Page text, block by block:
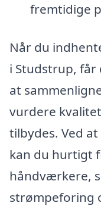
fremtidige
Når du
i Studstrup,
at
vurdere
tilbydes. Ved
kan du hurtigt
håndværkere,
strømpeforing